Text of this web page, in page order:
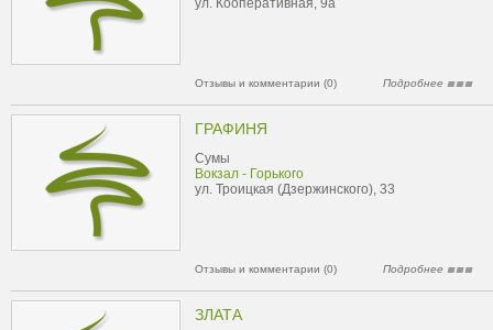
ул. Кооперативная, 9а
Отзывы и комментарии (0) Подробнее
ГРАФИНЯ
Сумы
Вокзал - Горького
ул. Троицкая (Дзержинского), 33
Отзывы и комментарии (0) Подробнее
ЗЛАТА